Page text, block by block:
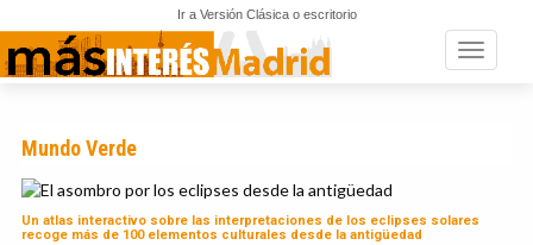
Ir a Versión Clásica o escritorio
Toggle
Mundo Verde
Un atlas interactivo sobre las interpretaciones de los eclipses solares
recoge más de 100 elementos culturales desde la antigüedad